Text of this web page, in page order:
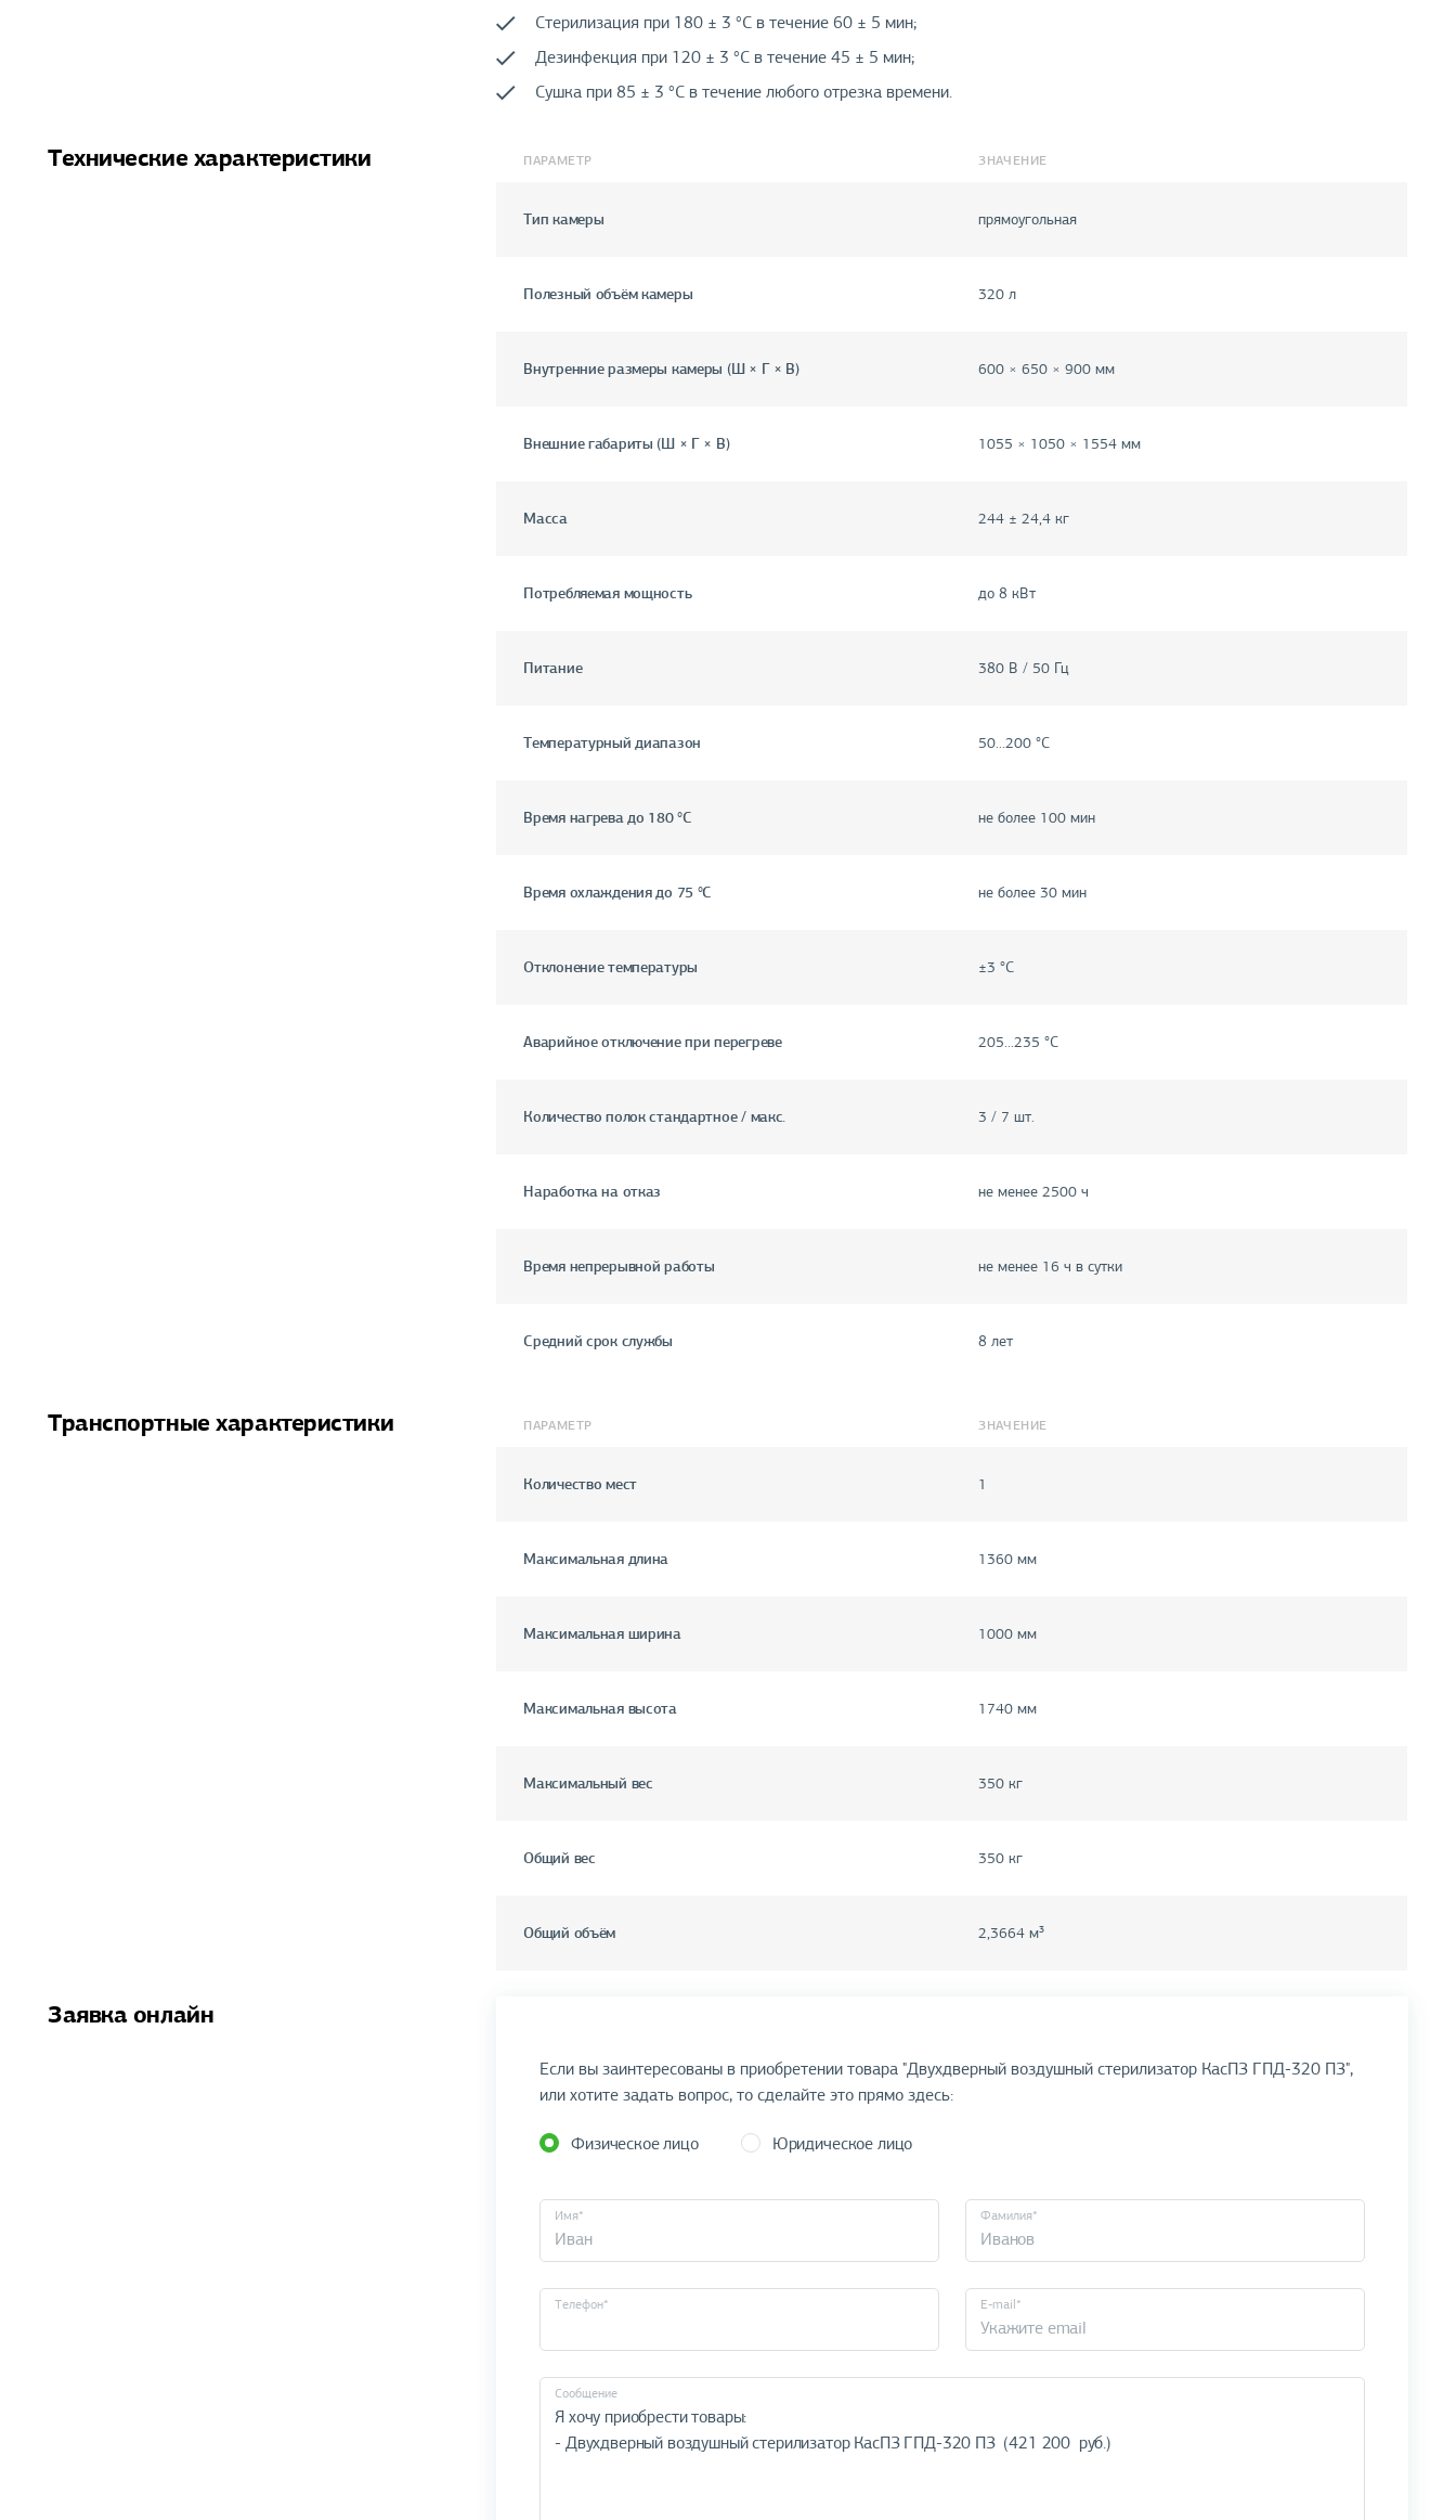
Стерилизация при 180 ± 3 °C в течение 60 ± 5 мин;
Дезинфекция при 120 ± 3 °C в течение 45 ± 5 мин;
Сушка при 85 ± 3 °C в течение любого отрезка времени.
Технические характеристики ПАРАМЕТР ЗНАЧЕНИЕ
Тип камеры прямоугольная
Полезный объём камеры 320 л
Внутренние размеры камеры (Ш × Г × В) 600 × 650 × 900 мм
Внешние габариты (Ш × Г × В) 1055 × 1050 × 1554 мм
Масса 244 ± 24,4 кг
Потребляемая мощность до 8 кВт
Питание 380 В / 50 Гц
Температурный диапазон 50…200 °C
Время нагрева до 180 °C не более 100 мин
Время охлаждения до 75 °C не более 30 мин
Отклонение температуры ±3 °C
Аварийное отключение при перегреве 205…235 °C
Количество полок стандартное / макс. 3 / 7 шт.
Наработка на отказ не менее 2500 ч
Время непрерывной работы не менее 16 ч в сутки
Средний срок службы 8 лет
Транспортные характеристики ПАРАМЕТР ЗНАЧЕНИЕ
Количество мест 1
Максимальная длина 1360 мм
Максимальная ширина 1000 мм
Максимальная высота 1740 мм
Максимальный вес 350 кг
Общий вес 350 кг
Общий объём 2,3664 м³
Заявка онлайн
Если вы заинтересованы в приобретении товара "Двухдверный воздушный стерилизатор КасПЗ ГПД-320 ПЗ",
или хотите задать вопрос, то сделайте это прямо здесь:
Физическое лицо Юридическое лицо
Имя* Фамилия*
Телефон* E-mail*
Cообщение